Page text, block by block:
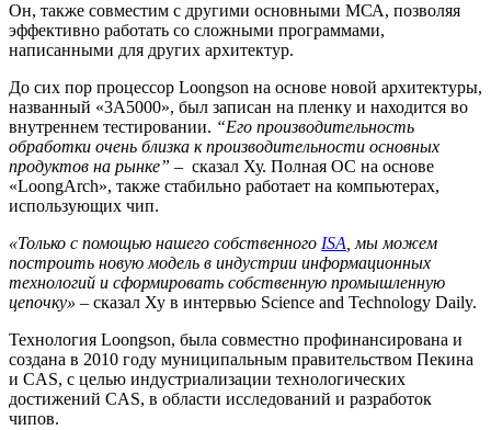
Он, также совместим с другими основными МСА, позволяя
эффективно работать со сложными программами,
написанными для других архитектур.
До сих пор процессор Loongson на основе новой архитектуры,
названный «3A5000», был записан на пленку и находится во
внутреннем тестировании. “Его производительность
обработки очень близка к производительности основных
продуктов на рынке” – сказал Ху. Полная ОС на основе
«LoongArch», также стабильно работает на компьютерах,
использующих чип.
«Только с помощью нашего собственного ISA , мы можем
построить новую модель в индустрии информационных
технологий и сформировать собственную промышленную
цепочку» – сказал Ху в интервью Science and Technology Daily.
Технология Loongson, была совместно профинансирована и
создана в 2010 году муниципальным правительством Пекина
и CAS, с целью индустриализации технологических
достижений CAS, в области исследований и разработок
чипов.